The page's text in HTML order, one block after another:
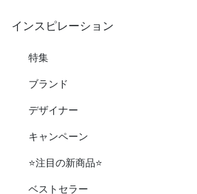
インスピレーション
特集
ブランド
デザイナー
キャンペーン
⭐️注目の新商品⭐️
ベストセラー